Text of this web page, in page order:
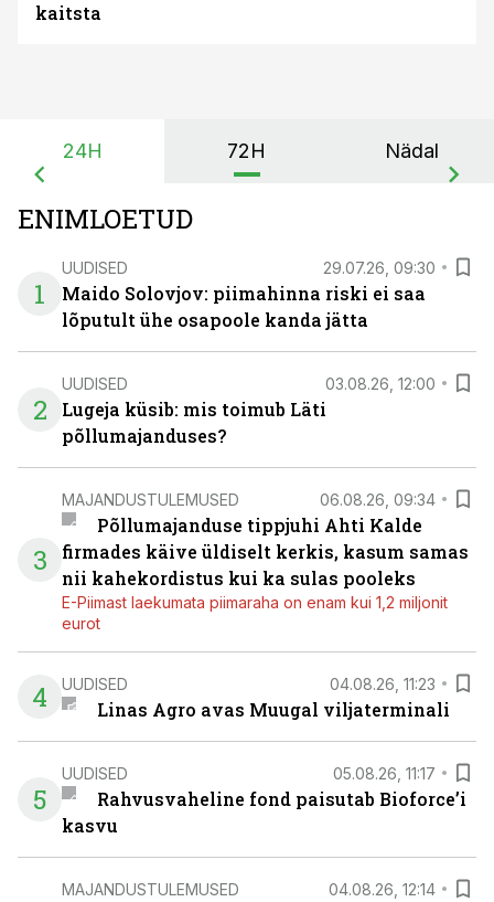
kaitsta
24H 72H Nädal
ENIMLOETUD
1
UUDISED 29.07.26, 09:30
Maido Solovjov: piimahinna riski ei saa
lõputult ühe osapoole kanda jätta
2
UUDISED 03.08.26, 12:00
Lugeja küsib: mis toimub Läti
põllumajanduses?
3
MAJANDUSTULEMUSED 06.08.26, 09:34
Põllumajanduse tippjuhi Ahti Kalde
firmades käive üldiselt kerkis, kasum samas
nii kahekordistus kui ka sulas pooleks
E-Piimast laekumata piimaraha on enam kui 1,2 miljonit
eurot
4 UUDISED 04.08.26, 11:23
Linas Agro avas Muugal viljaterminali
5
UUDISED 05.08.26, 11:17
Rahvusvaheline fond paisutab Bioforce’i
kasvu
MAJANDUSTULEMUSED 04.08.26, 12:14